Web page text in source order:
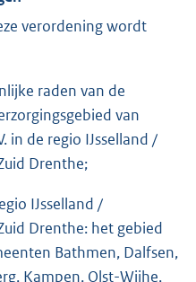
verordening wordt
raden van de
van
in de regio IJsselland /
Drenthe;
IJsselland /
Drenthe: het gebied
Bathmen, Dalfsen,
Kampen, Olst-Wijhe,